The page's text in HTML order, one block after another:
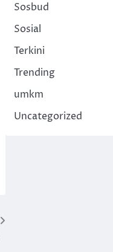
Sosbud
Sosial
Terkini
Trending
umkm
Uncategorized